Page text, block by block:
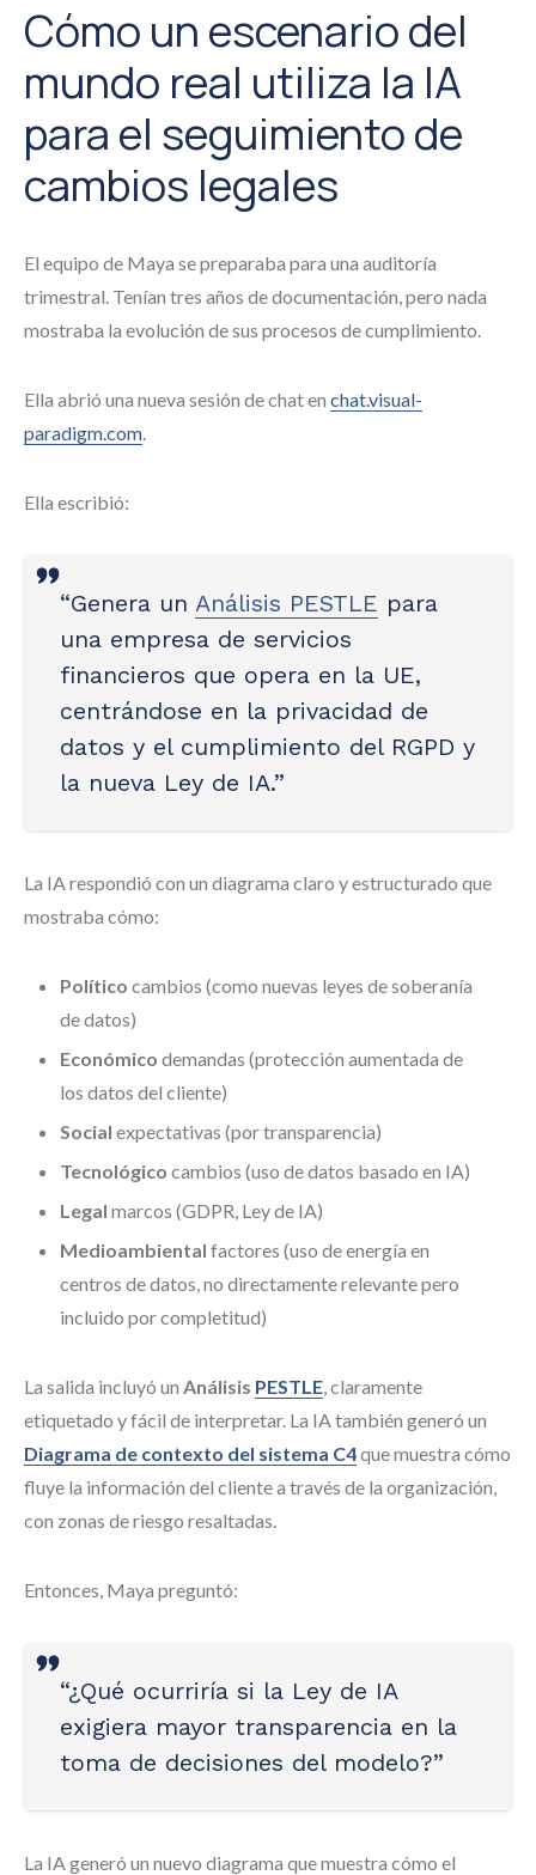
Cómo un escenario del
mundo real utiliza la IA
para el seguimiento de
cambios legales
El equipo de Maya se preparaba para una auditoría
trimestral. Tenían tres años de documentación, pero nada
mostraba la evolución de sus procesos de cumplimiento.
Ella abrió una nueva sesión de chat en chat.visual-
paradigm.com.
Ella escribió:
“Genera un Análisis PESTLE para
una empresa de servicios
financieros que opera en la UE,
centrándose en la privacidad de
datos y el cumplimiento del RGPD y
la nueva Ley de IA.”
La IA respondió con un diagrama claro y estructurado que
mostraba cómo:
Político cambios (como nuevas leyes de soberanía
de datos)
Económico demandas (protección aumentada de
los datos del cliente)
Social expectativas (por transparencia)
Tecnológico cambios (uso de datos basado en IA)
Legal marcos (GDPR, Ley de IA)
Medioambiental factores (uso de energía en
centros de datos, no directamente relevante pero
incluido por completitud)
La salida incluyó un Análisis PESTLE, claramente
etiquetado y fácil de interpretar. La IA también generó un
Diagrama de contexto del sistema C4que muestra cómo
fluye la información del cliente a través de la organización,
con zonas de riesgo resaltadas.
Entonces, Maya preguntó:
“¿Qué ocurriría si la Ley de IA
exigiera mayor transparencia en la
toma de decisiones del modelo?”
La IA generó un nuevo diagrama que muestra cómo el